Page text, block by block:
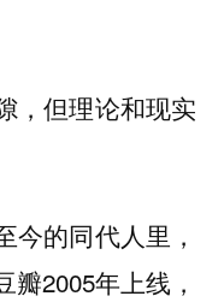
，但理论和现实
今的同代人里，
2005年上线，